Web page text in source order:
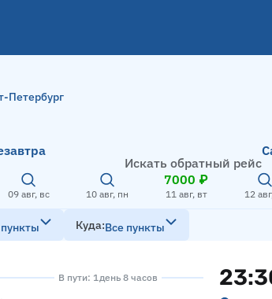
Петербург
Искать обратный рейс
09 авг, вс 10 авг, пн
7000 ₽
11 авг, вт 12
Куда Все пункты
В пути: 1 день 8 часов